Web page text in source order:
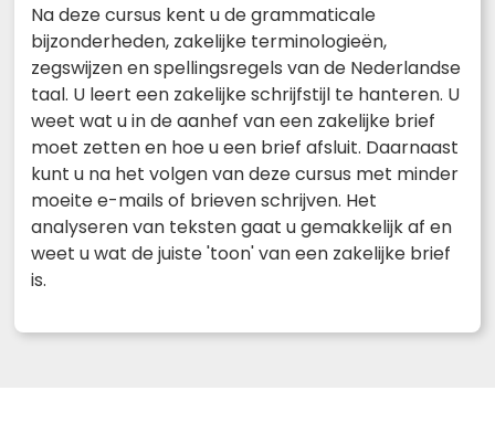
Na deze cursus kent u de grammaticale
bijzonderheden, zakelijke terminologieën,
zegswijzen en spellingsregels van de Nederlandse
taal. U leert een zakelijke schrijfstijl te hanteren. U
weet wat u in de aanhef van een zakelijke brief
moet zetten en hoe u een brief afsluit. Daarnaast
kunt u na het volgen van deze cursus met minder
moeite e-mails of brieven schrijven. Het
analyseren van teksten gaat u gemakkelijk af en
weet u wat de juiste 'toon' van een zakelijke brief
is.